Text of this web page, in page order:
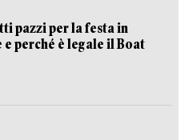
pazzi per la festa in
e perché è legale il Boat